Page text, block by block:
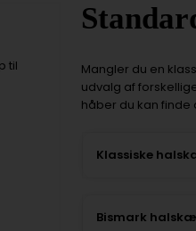
til
Mangler du en
udvalg af
håber du kan